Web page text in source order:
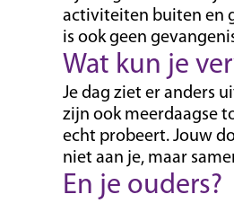
activiteiten buiten en
is ook geen
Wat kun je
Je dag ziet er anders
zijn ook meerdaagse
echt probeert. Jouw
niet aan je, maar
En je ouders?